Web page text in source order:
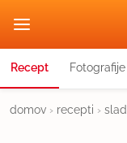
Recept Fotografije
domov › recepti ›